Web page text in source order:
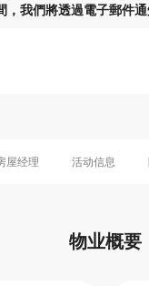
我們將透過電子郵件通
屋经理 活动信息
物业概要